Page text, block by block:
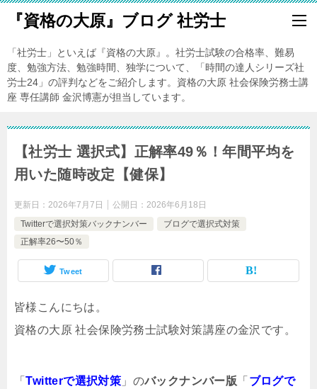
『資格の大原』ブログ 社労士
「社労士」といえば『資格の大原』。社労士試験の合格率、難易
度、勉強方法、勉強時間、独学について、「時間の達人シリーズ社
労士24」の評判などをご紹介します。資格の大原 社会保険労務士講
座 専任講師 金沢博憲が担当しています。
【社労士 選択式】正解率49％！年間平均を
用いた随時改定【健保】
更新日： 2026年7月7日 公開日： 2026年6月18日
Twitterで選択対策バックナンバー
ブログで選択式対策
正解率26〜50％
Tweet
皆様こんにちは。
資格の大原 社会保険労務士試験対策講座の金沢です。
「Twitterで選択対策 」のバックナンバー版 「 ブログで